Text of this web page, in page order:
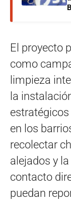
El proyecto
como
limpieza
la
en los
recolectar
alejados y
contacto
puedan